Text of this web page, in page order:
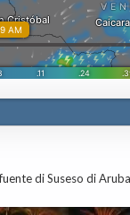
di Suseso di